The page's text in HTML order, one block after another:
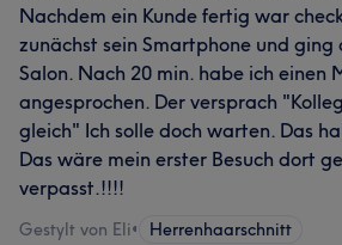
Nachdem ein Kunde fertig war
zunächst sein Smartphone und ging
Salon. Nach 20 min. habe ich einen
angesprochen. Der versprach
gleich" Ich solle doch warten. Das
Das wäre mein erster Besuch dort
verpasst.!!!!
Gestylt von Eli• Herrenhaarschnitt